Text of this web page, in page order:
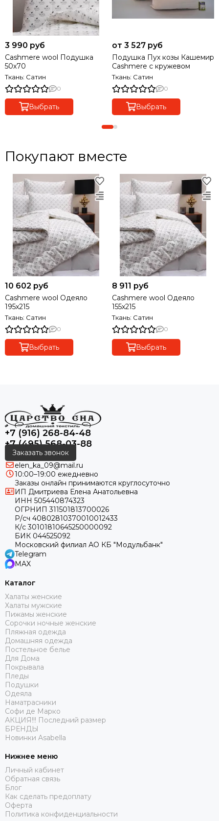
3 990 руб
Cashmere wool Подушка
50х70
Ткань: Сатин
0
Выбрать
от 3 527 руб
Подушка Пух козы Кашемир
Cashmere с кружевом
Ткань: Сатин
0
Выбрать
Покупают вместе
10 602 руб
Cashmere wool Одеяло
195х215
Ткань: Сатин
0
Выбрать
8 911 руб
Cashmere wool Одеяло
155х215
Ткань: Сатин
0
Выбрать
+7 (916) 268-84-48
+7 (495) 568-03-88
Заказать звонок
elen_ka_09@mail.ru
10:00–19:00 ежедневно
Заказы онлайн принимаются круглосуточно
ИП Дмитриева Елена Анатольевна
ИНН 505440874323
ОГРНИП 311501813700026
Р/сч 40802810370010012433
К/с 30101810645250000092
БИК 044525092
Московский филиал АО КБ "Модульбанк"
Telegram
MAX
Каталог
Халаты женские
Халаты мужские
Пижамы женские
Сорочки ночные женские
Пляжная одежда
Домашняя одежда
Постельное белье
Для Дома
Покрывала
Пледы
Подушки
Одеяла
Наматрасники
Софи де Марко
АКЦИЯ!!! Последний размер
БРЕНДЫ
Новинки Asabella
Нижнее меню
Личный кабинет
Обратная связь
Блог
Как сделать предоплату
Оферта
Политика конфиденциальности